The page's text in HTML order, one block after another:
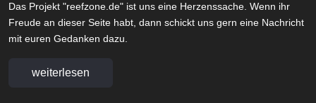
Das Projekt "reefzone.de" ist uns eine Herzenssache. Wenn ihr
Freude an dieser Seite habt, dann schickt uns gern eine Nachricht
mit euren Gedanken dazu.
weiterlesen